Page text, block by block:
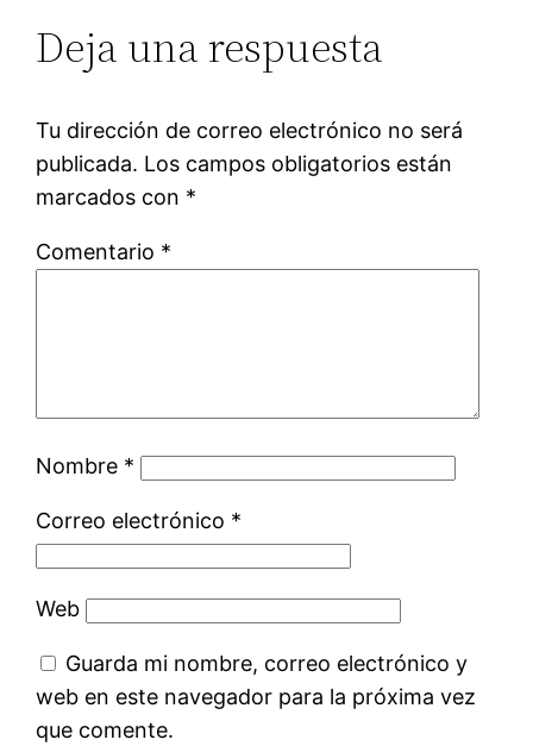
Deja una respuesta
Tu dirección de correo electrónico no será
publicada. Los campos obligatorios están
marcados con *
Comentario *
Nombre *
Correo electrónico *
Web
Guarda mi nombre, correo electrónico y
web en este navegador para la próxima vez
que comente.